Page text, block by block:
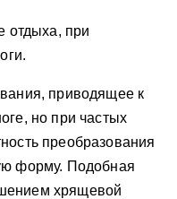
отдыха, при
приводящее к
но при частых
преобразования
форму. Подобная
хрящевой